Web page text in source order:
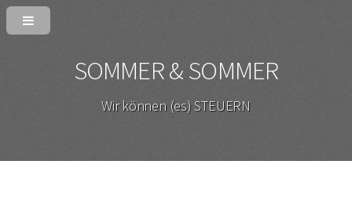
SOMMER & SOMMER
Wir können (es) STEUERN